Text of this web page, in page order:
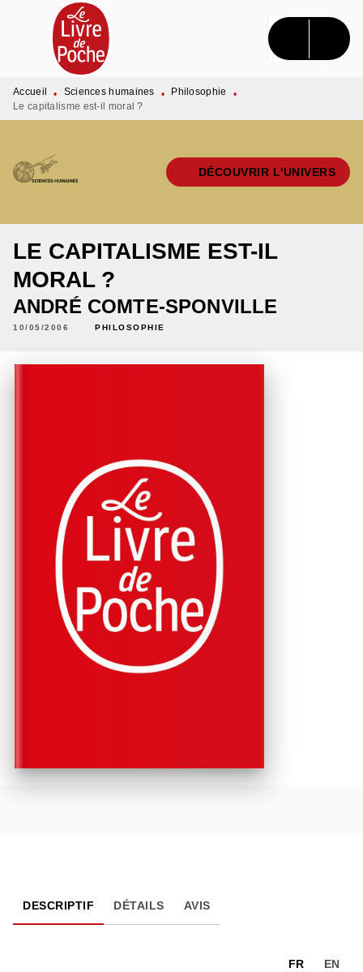
MENU RECHERCHE CONTENU
PIED DE PAGE
Accueil • Sciences humaines • Philosophie
•
Le capitalisme est-il moral ?
DÉCOUVRIR L'UNIVERS
LE CAPITALISME EST-IL
MORAL ?
ANDRÉ COMTE-SPONVILLE
10/05/2006 PHILOSOPHIE
DESCRIPTIF DÉTAILS AVIS
FR EN